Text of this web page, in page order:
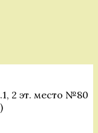
2 эт. место №80